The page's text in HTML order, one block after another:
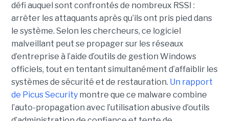
défi auquel sont confrontés de nombreux RSSI :
arrêter les attaquants après qu’ils ont pris pied dans
le système. Selon les chercheurs, ce logiciel
malveillant peut se propager sur les réseaux
d’entreprise à l’aide d’outils de gestion Windows
officiels, tout en tentant simultanément d’affaiblir les
systèmes de sécurité et de restauration. Un rapport
de Picus Securitymontre que ce malware combine
l’auto-propagation avec l’utilisation abusive d’outils